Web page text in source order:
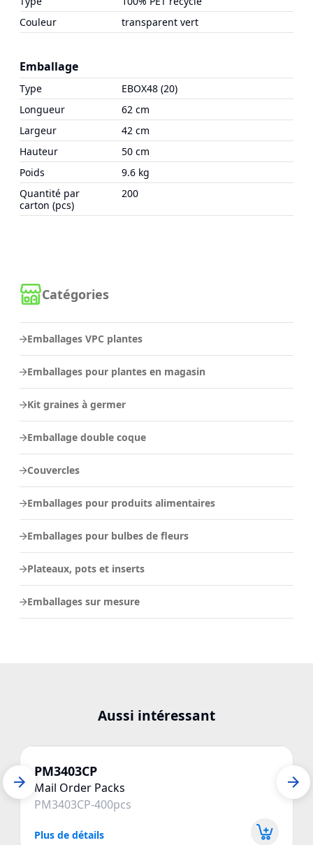
Catégories
Emballages VPC plantes
Emballages pour plantes en magasin
Kit graines à germer
Emballage double coque
Couvercles
Emballages pour produits alimentaires
Emballages pour bulbes de fleurs
Plateaux, pots et inserts
Emballages sur mesure
Couleur
transparent vert
Emballage
Type
EBOX48 (20)
Longueur
62 cm
Largeur
42 cm
Hauteur
50 cm
Poids
9.6 kg
Quantité par
carton (pcs)
200
Aussi intéressant
PM3403CP
Mail Order Packs
PM3403CP-400pcs
Plus de détails